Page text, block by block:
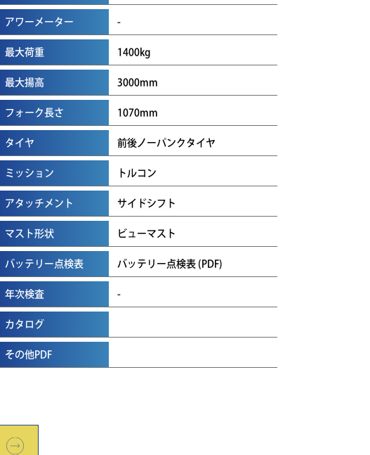
アワーメーター -
最大荷重 1400kg
最大揚高 3000mm
フォーク長さ 1070mm
タイヤ 前後ノーパンクタイヤ
ミッション トルコン
アタッチメント サイドシフト
マスト形状 ビューマスト
バッテリー点検表 バッテリー点検表 (PDF)
年次検査 -
カタログ
その他PDF